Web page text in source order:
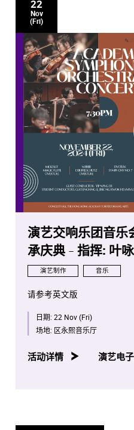
22
Nov
(Fri)
演艺交响乐团音乐
承庆典 - 指挥: 叶
演艺制作 音乐
请参考英文版
日期: 22 Nov (Fri)
场地: 区永熙音乐厅
活动详情 演艺电